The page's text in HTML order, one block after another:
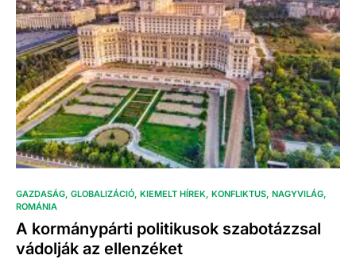
GAZDASÁG GLOBALIZÁCIÓ KIEMELT HÍREK KONFLIKTUS NAGYVILÁG
ROMÁNIA
A kormánypárti politikusok szabotázzsal
vádolják az ellenzéket